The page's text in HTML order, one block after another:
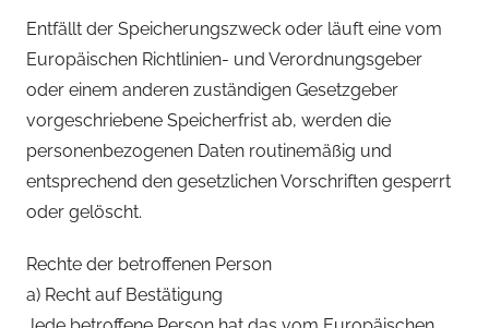
Entfällt der Speicherungszweck oder läuft eine vom
Europäischen Richtlinien- und Verordnungsgeber
oder einem anderen zuständigen Gesetzgeber
vorgeschriebene Speicherfrist ab, werden die
personenbezogenen Daten routinemäßig und
entsprechend den gesetzlichen Vorschriften gesperrt
oder gelöscht.
Rechte der betroffenen Person
a) Recht auf Bestätigung